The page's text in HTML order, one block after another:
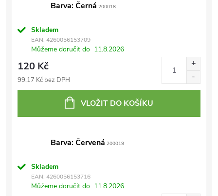
Barva: Černá 200018
Skladem
EAN: 4260056153709
Můžeme doručit do 11.8.2026
120 Kč
99,17 Kč bez DPH
VLOŽIT DO KOŠÍKU
Barva: Červená 200019
Skladem
EAN: 4260056153716
Můžeme doručit do 11.8.2026